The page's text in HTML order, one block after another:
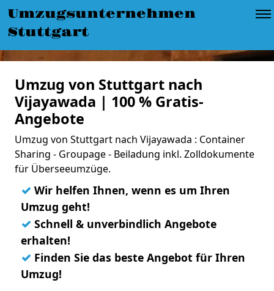
Umzugsunternehmen
Stuttgart
Umzug von Stuttgart nach
Vijayawada | 100 % Gratis-
Angebote
Umzug von Stuttgart nach Vijayawada : Container
Sharing - Groupage - Beiladung inkl. Zolldokumente
für Überseeumzüge.
✓ Wir helfen Ihnen, wenn es um Ihren
Umzug geht!
✓ Schnell & unverbindlich Angebote
erhalten!
✓ Finden Sie das beste Angebot für Ihren
Umzug!